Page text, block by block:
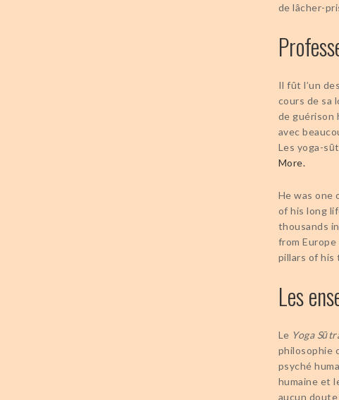
de lâcher-
Il fût l’un
cours de sa
de guérison
avec
Les yoga-
More.
He was one
of his long
thousands
from
pillars of his
Les
Le Yoga
philosophie
psyché
humaine et
aucun